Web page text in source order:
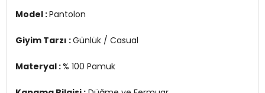
2DY668Y5121.12
Model :Pantolon
Giyim Tarzı :Günlük / Casual
Materyal :% 100 Pamuk